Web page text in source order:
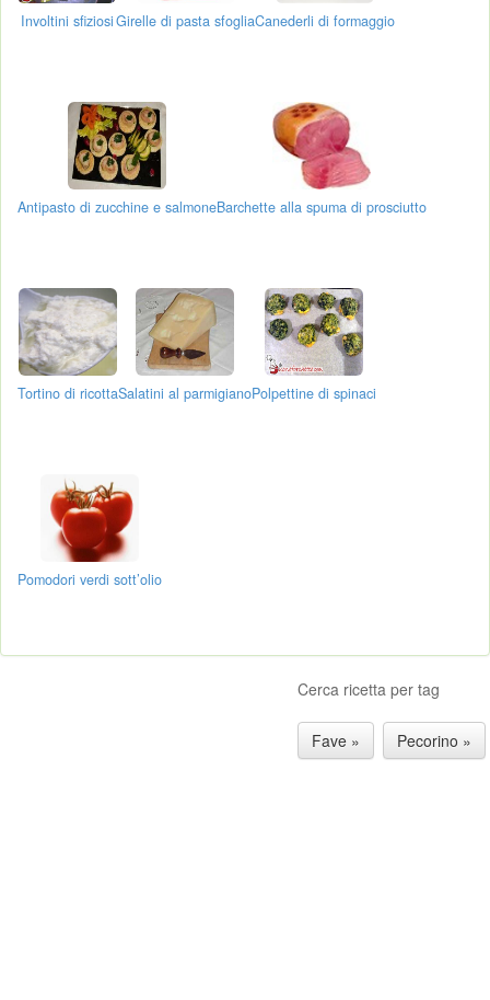
Involtini sfiziosiGirelle di pasta sfogliaCanederli di formaggio
Antipasto di zucchine e salmoneBarchette alla spuma di prosciutto
Tortino di ricottaSalatini al parmigianoPolpettine di spinaci
Pomodori verdi sott’olio
Cerca ricetta per tag
Fave » Pecorino »